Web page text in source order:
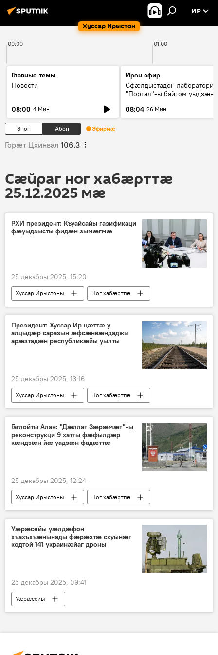
Хуссар Ирыстон
ИР
00:00 01:00
Главные темы
Новости
08:00 4 Мин
Ирон эфир
Сфæлдыстадон лаборатори
"Портал"-ы байгом уыдзæн
Æхсары куыстыты равдыст
08:04 26 Мин
Знон Абон Эфирмæ
Горӕт Цхинвал 106.3
Сӕйраг ног хабӕрттӕ
25.12.2025 мӕ
РХИ президент: Къуайсайы газификаци
фӕуыдзысты фидӕн зымӕгмӕ
25 декабры 2025, 15:20
Хуссар Ирыстоны
Ног хабӕрттӕ
Президент
Президент: Хуссар Ир цӕттӕ у
алцыдӕр саразын ӕфсӕнвӕндаджы
арӕзтадӕн республикӕйы уылты
25 декабры 2025, 13:16
Хуссар Ирыстоны
Ног хабӕрттӕ
Гаглойты Алан
Гаглойты Алан: "Дӕллаг Зӕрӕмӕг"-ы
реконструкци 9 хатты фӕфылдӕр
кӕндзӕн йӕ уадзӕн фадӕттӕ
25 декабры 2025, 12:24
Хуссар Ирыстоны
Ног хабӕрттӕ
Гаглойты Алан
Уӕрӕсейы уӕлдӕфон
хъахъхъӕнынады фӕрӕзтӕ скуынӕг
кодтой 141 украинӕйаг дроны
25 декабры 2025, 09:41
Уӕрӕсейы
Уӕрӕсейы сӕрмагонд операци Украинӕйы